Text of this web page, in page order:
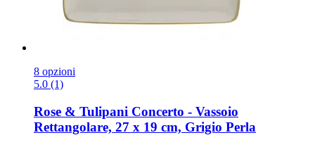
8 opzioni
5.0 (1)
Rose & Tulipani Concerto -​ Vassoio
Rettangolare, 27 x 19 cm, Grigio Perla